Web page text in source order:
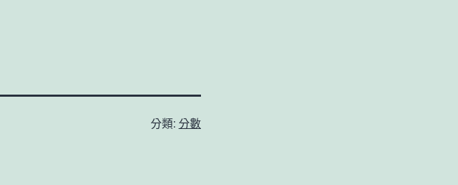
分類: 分數